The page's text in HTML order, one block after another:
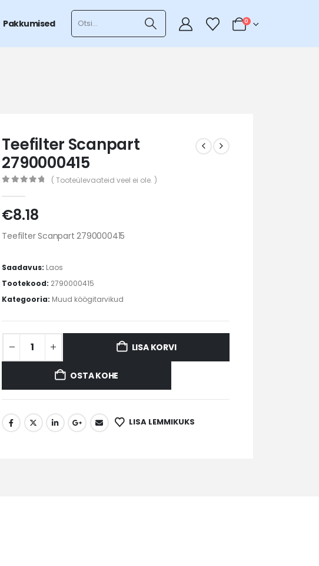
Pakkumised 0
Teefilter Scanpart
2790000415
( Tooteülevaateid veel ei ole. )
€8.18
Teefilter Scanpart 2790000415
Saadavus: Laos
Tootekood: 2790000415
Kategooria: Muud köögitarvikud
LISA KORVI
OSTA KOHE
LISA LEMMIKUKS